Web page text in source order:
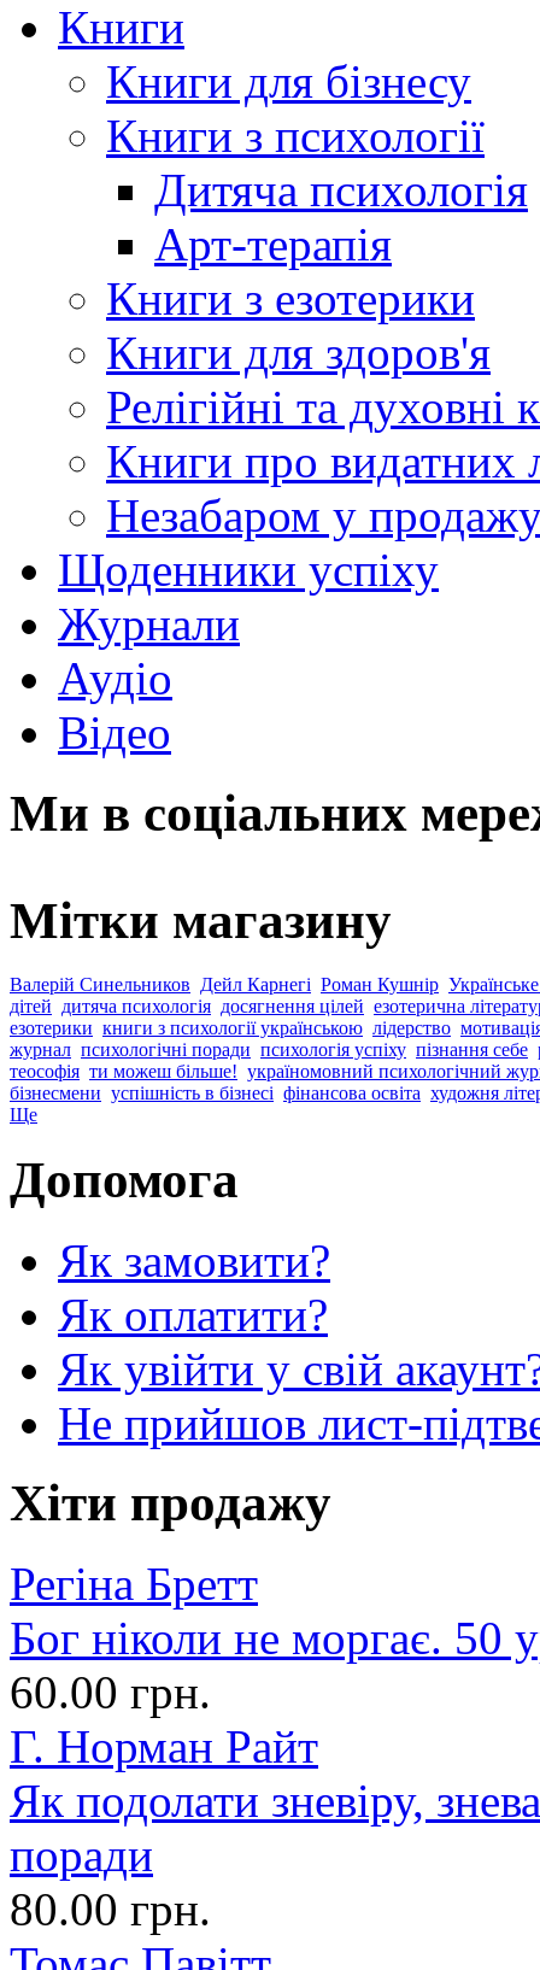
Книги
Книги для бізнесу
Книги з психології
Дитяча психологія
Арт-терапія
Книги з езотерики
Книги для здоров'я
Релігійні та духовні
Книги про видатних
Незабаром у
Щоденники успіху
Журнали
Аудіо
Відео
Ми в соціальних
Мітки магазину
Валерій Синельников Дейл Карнегі Роман Кушнір
дітей дитяча психологія досягнення цілей езотерична
езотерики книги з психології українською лідерство
журнал психологічні поради психологія успіху пізнання себе
теософія ти можеш більше! україномовний психологічний
бізнесмени успішність в бізнесі фінансова освіта художня
Ще
Допомога
Як замовити?
Як оплатити?
Як увійти у свій
Не прийшов лист-
Хіти продажу
Регіна Бретт
Бог ніколи не моргає. 50
60.00 грн.
Г. Норман Райт
Як подолати зневіру,
поради
80.00 грн.